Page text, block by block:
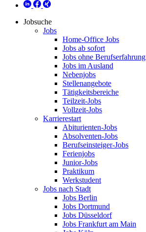
Jobsuche
Jobs
Home-Office Jobs
Jobs ab sofort
Jobs ohne Berufserfahrung
Jobs im Ausland
Nebenjobs
Stellenangebote
Tätigkeitsbereiche
Teilzeit-Jobs
Vollzeit-Jobs
Karrierestart
Abiturienten-Jobs
Absolventen-Jobs
Berufseinsteiger-Jobs
Ferienjobs
Junior-Jobs
Praktikum
Werkstudent
Jobs nach Stadt
Jobs Berlin
Jobs Dortmund
Jobs Düsseldorf
Jobs Frankfurt am Main